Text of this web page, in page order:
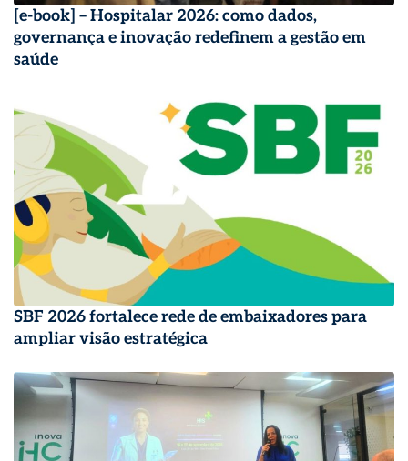
[e-book] – Hospitalar 2026: como dados,
governança e inovação redefinem a gestão em
saúde
SBF 2026 fortalece rede de embaixadores para
ampliar visão estratégica